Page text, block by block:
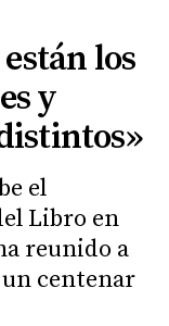
los
y
el
Libro en
reunido a
centenar